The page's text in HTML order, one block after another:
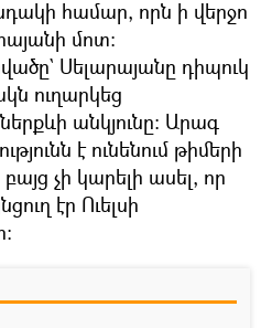
համար, որն ի վերջո
մոտ։
Սելարայանը դիպուկ
ուղարկեց
անկյունը։ Արագ
է ունենում թիմերի
չի կարելի ասել, որ
էր Ուելսի